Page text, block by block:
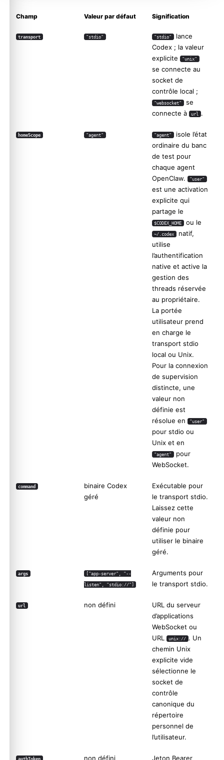
Champ Valeur par défaut Signification
transport "stdio" "stdio" lance
Codex ; la valeur
explicite
"unix"
se connecte au
socket de
contrôle local ;
"websocket" se
connecte à
url .
homeScope "agent" "agent" isole l’état
ordinaire du banc
de test pour
chaque agent
OpenClaw.
"user"
est une activation
explicite qui
partage le
$CODEX_HOME ou le
~/.codex natif,
utilise
l’authentification
native et active la
gestion des
threads réservée
au propriétaire.
La portée
utilisateur prend
en charge le
transport stdio
local ou Unix.
Pour la connexion
de supervision
distincte, une
valeur non
définie est
résolue en
"user"
pour stdio ou
Unix et en
"agent" pour
WebSocket.
command
binaire Codex
géré
Exécutable pour
le transport stdio.
Laissez cette
valeur non
définie pour
utiliser le binaire
géré.
args ["app-server", "--
listen", "stdio://"]
Arguments pour
le transport stdio.
url non défini
URL du serveur
d’applications
WebSocket ou
URL
unix:// . Un
chemin Unix
explicite vide
sélectionne le
socket de
contrôle
canonique du
répertoire
personnel de
l’utilisateur.
authToken non défini Jeton Bearer